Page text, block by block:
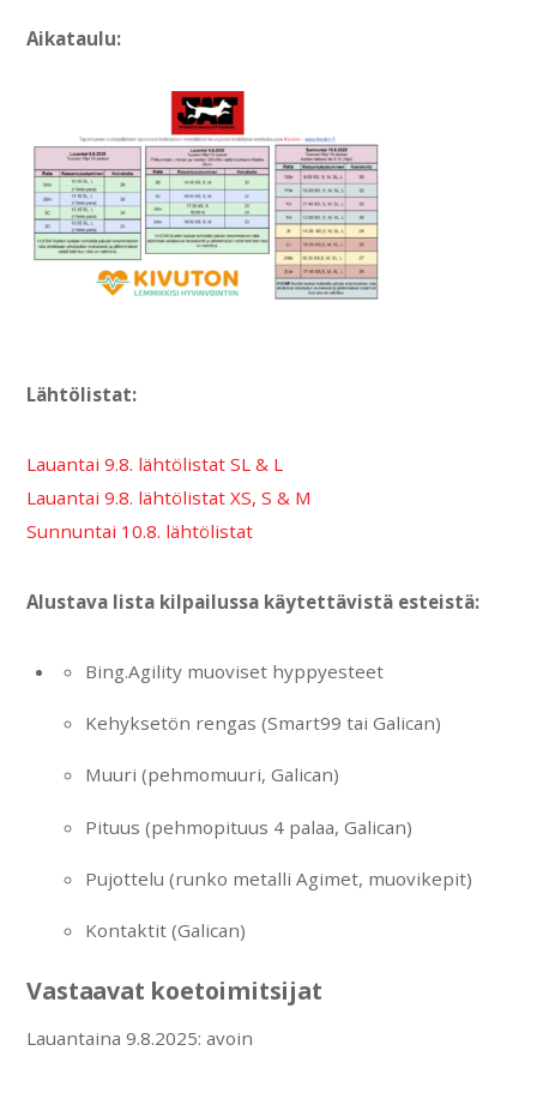
Aikataulu:
Lähtölistat:
Lauantai 9.8. lähtölistat SL & L
Lauantai 9.8. lähtölistat XS, S & M
Sunnuntai 10.8. lähtölistat
Alustava lista kilpailussa käytettävistä esteistä:
Bing.Agility muoviset hyppyesteet
Kehyksetön rengas (Smart99 tai Galican)
Muuri (pehmomuuri, Galican)
Pituus (pehmopituus 4 palaa, Galican)
Pujottelu (runko metalli Agimet, muovikepit)
Kontaktit (Galican)
Vastaavat koetoimitsijat
Lauantaina 9.8.2025: avoin